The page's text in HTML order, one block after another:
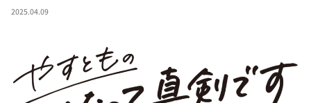
～人生密着トークバラエティ！～ やすとものいたっ
て真剣です
news おかえり
河合＆A.B.C-Z塚田×福井アナ「なんでやねん！？」
（news おかえり）
2025.04.09